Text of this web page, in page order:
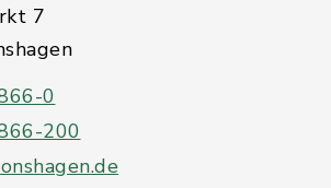
7
0
200